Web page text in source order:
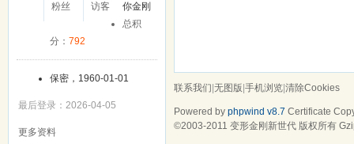
粉丝
访客
你金刚
总积
分： 792
保密，1960-01-01
最后登录：2026-04-05
更多资料
联系我们|无图版|手机浏览|清除Cookies
Powered by phpwind v8.7 Certificate
©2003-2011 变形金刚新世代 版权所有